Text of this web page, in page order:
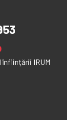
înființării IRUM